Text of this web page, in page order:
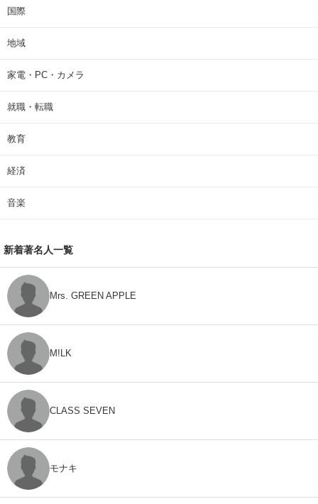
国際
地域
家電・PC・カメラ
就職・転職
教育
経済
音楽
新着著名人一覧
Mrs. GREEN APPLE
M!LK
CLASS SEVEN
モナキ